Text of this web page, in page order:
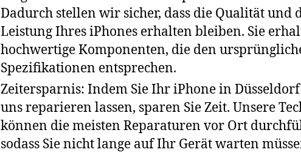
Dadurch stellen wir sicher, dass die Qualität und
Leistung Ihres iPhones erhalten bleiben. Sie
hochwertige Komponenten, die den
Spezifikationen entsprechen.
Zeitersparnis: Indem Sie Ihr iPhone in
uns reparieren lassen, sparen Sie Zeit. Unsere
können die meisten Reparaturen vor Ort
sodass Sie nicht lange auf Ihr Gerät warten